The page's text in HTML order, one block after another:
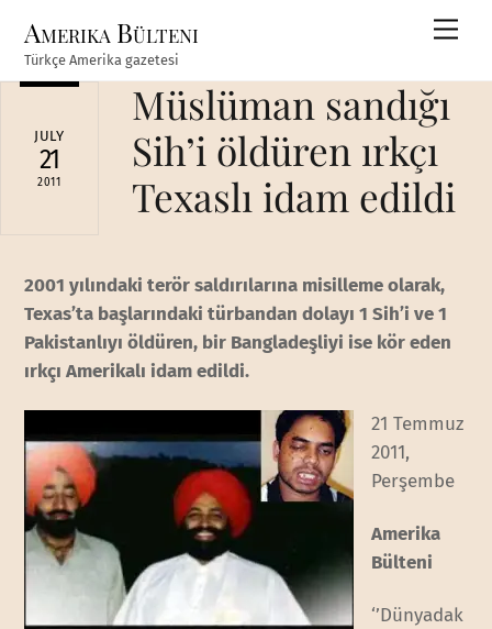
content
Amerika Bülteni
Türkçe Amerika gazetesi
JULY
21
2011
Müslüman sandığı
Sih’i öldüren ırkçı
Texaslı idam edildi
2001 yılındaki terör saldırılarına misilleme olarak,
Texas’ta başlarındaki türbandan dolayı 1 Sih’i ve 1
Pakistanlıyı öldüren, bir Bangladeşliyi ise kör eden
ırkçı Amerikalı idam edildi.
21 Temmuz
2011,
Perşembe
Amerika
Bülteni
‘’Dünyadak